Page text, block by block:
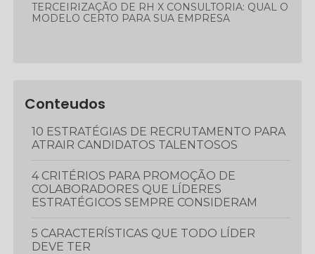
TERCEIRIZAÇÃO DE RH X CONSULTORIA: QUAL O
MODELO CERTO PARA SUA EMPRESA
Conteudos
10 ESTRATÉGIAS DE RECRUTAMENTO PARA
ATRAIR CANDIDATOS TALENTOSOS
4 CRITÉRIOS PARA PROMOÇÃO DE
COLABORADORES QUE LÍDERES
ESTRATÉGICOS SEMPRE CONSIDERAM
5 CARACTERÍSTICAS QUE TODO LÍDER
DEVE TER